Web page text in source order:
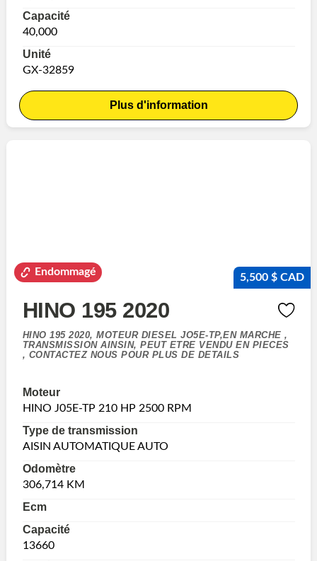
Capacité
40,000
Unité
GX-32859
Plus d'information
Endommagé 5,500 $ CAD
HINO 195 2020
HINO 195 2020, MOTEUR DIESEL JO5E-TP,EN MARCHE ,
TRANSMISSION AINSIN, PEUT ETRE VENDU EN PIECES
, CONTACTEZ NOUS POUR PLUS DE DETAILS
Moteur
HINO J05E-TP 210 HP 2500 RPM
Type de transmission
AISIN AUTOMATIQUE AUTO
Odomètre
306,714 KM
Ecm
Capacité
13660